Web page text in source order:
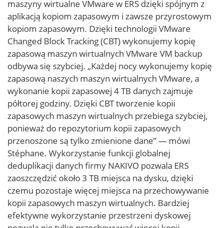
maszyny wirtualne VMware w ERS dzięki spójnym z
aplikacją kopiom zapasowym i zawsze przyrostowym
kopiom zapasowym. Dzięki technologii VMware
Changed Block Tracking (CBT) wykonujemy kopię
zapasową maszyn wirtualnych VMware VM backup
odbywa się szybciej. „Każdej nocy wykonujemy kopię
zapasową naszych maszyn wirtualnych VMware, a
wykonanie kopii zapasowej 4 TB danych zajmuje
półtorej godziny. Dzięki CBT tworzenie kopii
zapasowych maszyn wirtualnych przebiega szybciej,
ponieważ do repozytorium kopii zapasowych
przenoszone są tylko zmienione dane” — mówi
Stéphane. Wykorzystanie funkcji globalnej
deduplikacji danych firmy NAKIVO pozwala ERS
zaoszczędzić około 3 TB miejsca na dysku, dzięki
czemu pozostaje więcej miejsca na przechowywanie
kopii zapasowych maszyn wirtualnych. Bardziej
efektywne wykorzystanie przestrzeni dyskowej